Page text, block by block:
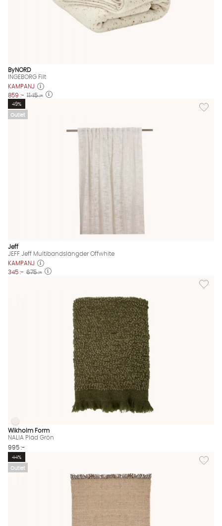
ByNORD
INGEBORG Filt
KAMPANJ
859 :- 1145 :-
Outlet
Lägg
49%
Jeff
JEFF Jeff Multibandslängder Offwhite
KAMPANJ
345 :- 675 :-
Lägg
NALIA Pläd Grön Finns även i dessa färger:
NALIA Pläd Grön
Wikholm Form
NALIA Pläd Grön
995 :-
Outlet
Lägg
44%